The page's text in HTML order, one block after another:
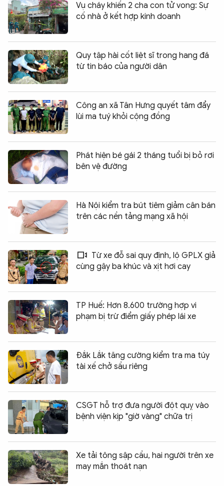
Vụ cháy khiến 2 cha con tử vong: Sự
cố nhà ở kết hợp kinh doanh
Quy tập hài cốt liệt sĩ trong hang đá
từ tin báo của người dân
Công an xã Tân Hưng quyết tâm đẩy
lùi ma tuý khỏi cộng đồng
Phát hiện bé gái 2 tháng tuổi bị bỏ rơi
bên vệ đường
Hà Nội kiểm tra bút tiêm giảm cân bán
trên các nền tảng mạng xã hội
Từ xe đỗ sai quy định, lộ GPLX giả
cùng gậy ba khúc và xịt hơi cay
TP Huế: Hơn 8.600 trường hợp vi
phạm bị trừ điểm giấy phép lái xe
Đắk Lắk tăng cường kiểm tra ma túy
tài xế chở sầu riêng
CSGT hỗ trợ đưa người đột quỵ vào
bệnh viện kịp "giờ vàng" chữa trị
Xe tải tông sập cầu, hai người trên xe
may mắn thoát nạn